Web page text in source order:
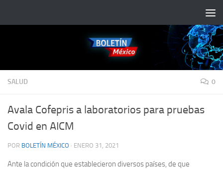
SALUD 0
Avala Cofepris a laboratorios para pruebas
Covid en AICM
POR BOLETÍN MÉXICO · ENERO 31, 2021
Ante la condición que establecieron diversos países, de que